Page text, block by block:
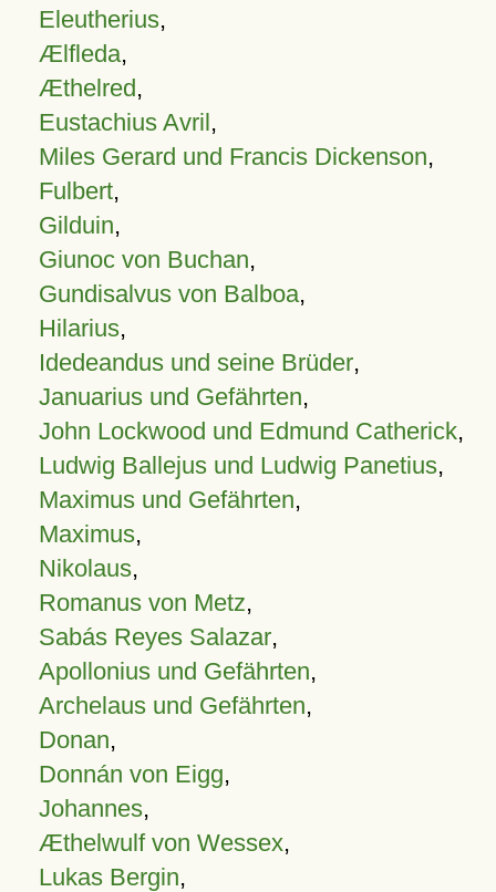
Eleutherius,
Ælfleda,
Æthelred,
Eustachius Avril,
Miles Gerard und Francis Dickenson,
Fulbert,
Gilduin,
Giunoc von Buchan,
Gundisalvus von Balboa,
Hilarius,
Idedeandus und seine Brüder,
Januarius und Gefährten,
John Lockwood und Edmund Catherick,
Ludwig Ballejus und Ludwig Panetius,
Maximus und Gefährten,
Maximus,
Nikolaus,
Romanus von Metz,
Sabás Reyes Salazar,
Apollonius und Gefährten,
Archelaus und Gefährten,
Donan,
Donnán von Eigg,
Johannes,
Æthelwulf von Wessex,
Lukas Bergin,